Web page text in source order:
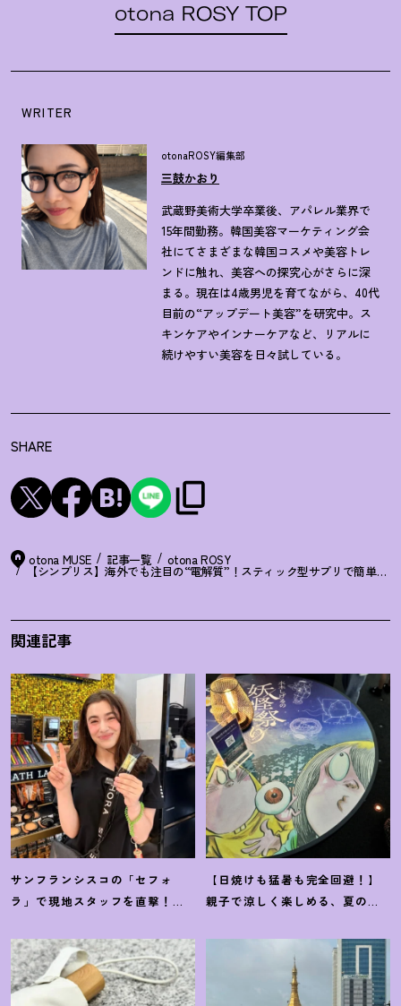
otona ROSY TOP
WRITER
otonaROSY編集部
三鼓かおり
武蔵野美術大学卒業後、アパレル業界で
15年間勤務。韓国美容マーケティング会
社にてさまざまな韓国コスメや美容トレ
ンドに触れ、美容への探究心がさらに深
まる。現在は4歳男児を育てながら、40代
目前の“アップデート美容”を研究中。ス
キンケアやインナーケアなど、リアルに
続けやすい美容を日々試している。
SHARE
otona MUSE 記事一覧 otona ROSY
【シンプリス】海外でも注目の“電解質” ！ スティック型サプリで簡単、
関連記事
サンフランシスコの「セフォ
ラ」で現地スタッフを直撃 ！
えてください♡
【日焼けも猛暑も完全回避 ！ 】
親子で涼しく楽しめる、夏の
ウム」が最高